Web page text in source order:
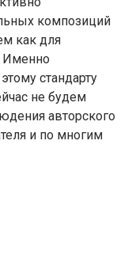
композиций
как для
Именно
стандарту
не будем
авторского
и по многим